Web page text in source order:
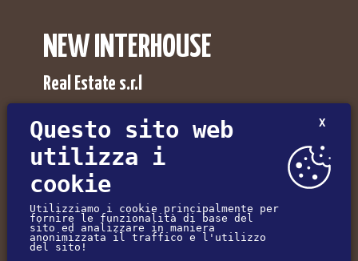
NEW INTERHOUSE
Real Estate s.r.l
Agenzia Immobiliare NewInterhouse a Pordenone,
Udine, Trieste e Gorizia.
Via Umberto I°, 30
33085 - Maniago (PN) - Italy
(+39) 0427-72547
(+39) 345-2310426
Questo sito web
utilizza i
cookie
X
Utilizziamo i cookie principalmente per
fornire le funzionalità di base del
sito ed analizzare in maniera
anonimizzata il traffico e l'utilizzo
del sito!